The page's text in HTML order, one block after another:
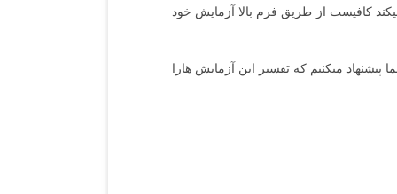
کافیست از طریق فرم بالا آزمایش خود
میکنیم که تفسیر این آزمایش هارا